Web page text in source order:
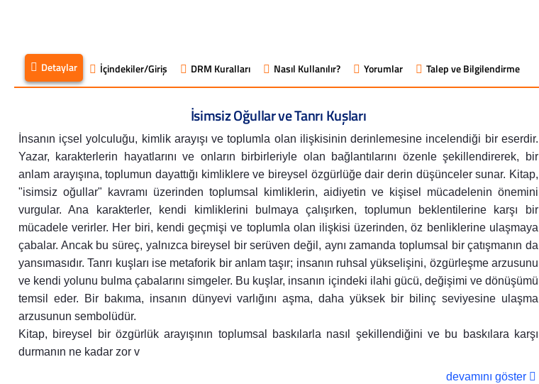
Detaylar İçindekiler/Giriş DRM Kuralları Nasıl Kullanılır? Yorumlar Talep ve Bilgilendirme
İsimsiz Oğullar ve Tanrı Kuşları
İnsanın içsel yolculuğu, kimlik arayışı ve toplumla olan ilişkisinin derinlemesine incelendiği bir eserdir.
Yazar, karakterlerin hayatlarını ve onların birbirleriyle olan bağlantılarını özenle şekillendirerek, bir
anlam arayışına, toplumun dayattığı kimliklere ve bireysel özgürlüğe dair derin düşünceler sunar. Kitap,
"isimsiz oğullar" kavramı üzerinden toplumsal kimliklerin, aidiyetin ve kişisel mücadelenin önemini
vurgular. Ana karakterler, kendi kimliklerini bulmaya çalışırken, toplumun beklentilerine karşı bir
mücadele verirler. Her biri, kendi geçmişi ve toplumla olan ilişkisi üzerinden, öz benliklerine ulaşmaya
çabalar. Ancak bu süreç, yalnızca bireysel bir serüven değil, aynı zamanda toplumsal bir çatışmanın da
yansımasıdır. Tanrı kuşları ise metaforik bir anlam taşır; insanın ruhsal yükselişini, özgürleşme arzusunu
ve kendi yolunu bulma çabalarını simgeler. Bu kuşlar, insanın içindeki ilahi gücü, değişimi ve dönüşümü
temsil eder. Bir bakıma, insanın dünyevi varlığını aşma, daha yüksek bir bilinç seviyesine ulaşma
arzusunun sembolüdür.
Kitap, bireysel bir özgürlük arayışının toplumsal baskılarla nasıl şekillendiğini ve bu baskılara karşı
durmanın ne kadar zor v
devamını göster